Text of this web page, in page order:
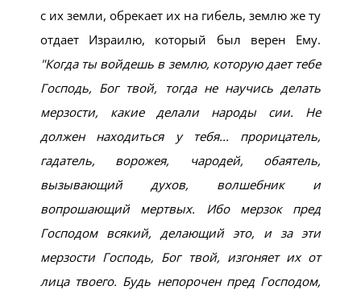
с их земли, обрекает их на гибель, землю же ту
отдает Израилю, который был верен Ему.
Когда ты войдешь в землю, которую дает тебе
Господь, Бог твой, тогда не научись делать
мерзости, какие делали народы сии. Не
должен находиться у тебя... прорицатель,
гадатель, ворожея, чародей, обаятель,
вызывающий духов, волшебник и
вопрошающий мертвых. Ибо мерзок пред
Господом всякий, делающий это, и за эти
мерзости Господь, Бог твой, изгоняет их от
лица твоего. Будь непорочен пред Господом,